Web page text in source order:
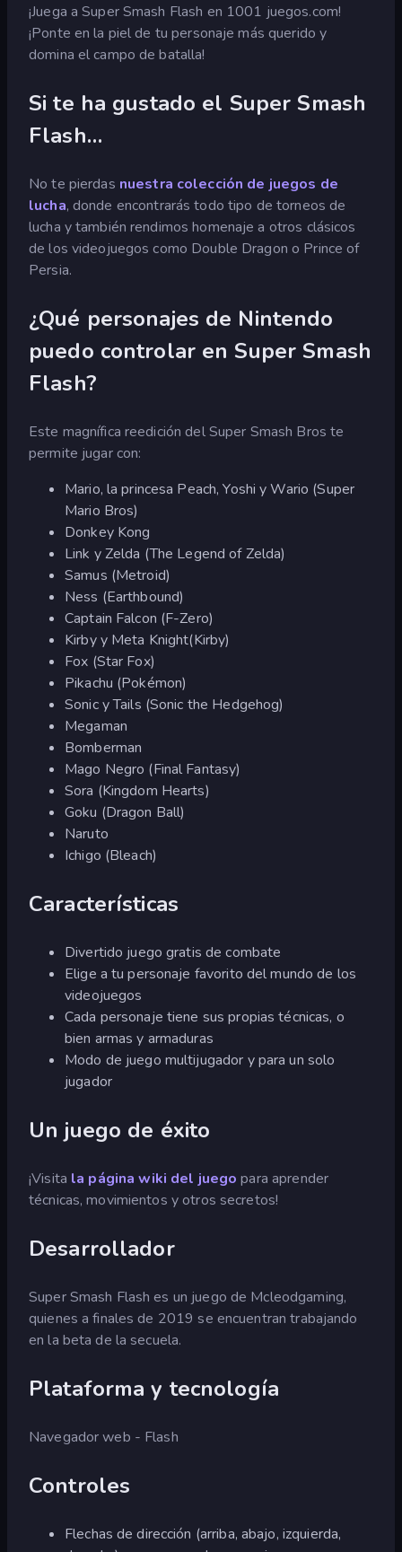
¡Juega a Super Smash Flash en 1001 juegos.com!
¡Ponte en la piel de tu personaje más querido y
domina el campo de batalla!
Si te ha gustado el Super Smash
Flash…
No te pierdas nuestra colección de juegos de
lucha, donde encontrarás todo tipo de torneos de
lucha y también rendimos homenaje a otros clásicos
de los videojuegos como Double Dragon o Prince of
Persia.
¿Qué personajes de Nintendo
puedo controlar en Super Smash
Flash?
Este magnífica reedición del Super Smash Bros te
permite jugar con:
Mario, la princesa Peach, Yoshi y Wario (Super
Mario Bros)
Donkey Kong
Link y Zelda (The Legend of Zelda)
Samus (Metroid)
Ness (Earthbound)
Captain Falcon (F-Zero)
Kirby y Meta Knight(Kirby)
Fox (Star Fox)
Pikachu (Pokémon)
Sonic y Tails (Sonic the Hedgehog)
Megaman
Bomberman
Mago Negro (Final Fantasy)
Sora (Kingdom Hearts)
Goku (Dragon Ball)
Naruto
Ichigo (Bleach)
Características
Divertido juego gratis de combate
Elige a tu personaje favorito del mundo de los
videojuegos
Cada personaje tiene sus propias técnicas, o
bien armas y armaduras
Modo de juego multijugador y para un solo
jugador
Un juego de éxito
¡Visita la página wiki del juego para aprender
técnicas, movimientos y otros secretos!
Desarrollador
Super Smash Flash es un juego de Mcleodgaming,
quienes a finales de 2019 se encuentran trabajando
en la beta de la secuela.
Plataforma y tecnología
Navegador web - Flash
Controles
Flechas de dirección (arriba, abajo, izquierda,